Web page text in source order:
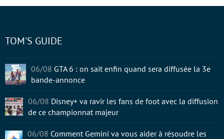
TOM'S GUIDE
06/08 GTA 6 : on sait enfin quand sera diffusée la 3e
bande-annonce
06/08 Disney+ va ravir les fans de foot avec la diffusion
de ce championnat majeur
06/08 Comment Gemini va vous aider à résoudre les